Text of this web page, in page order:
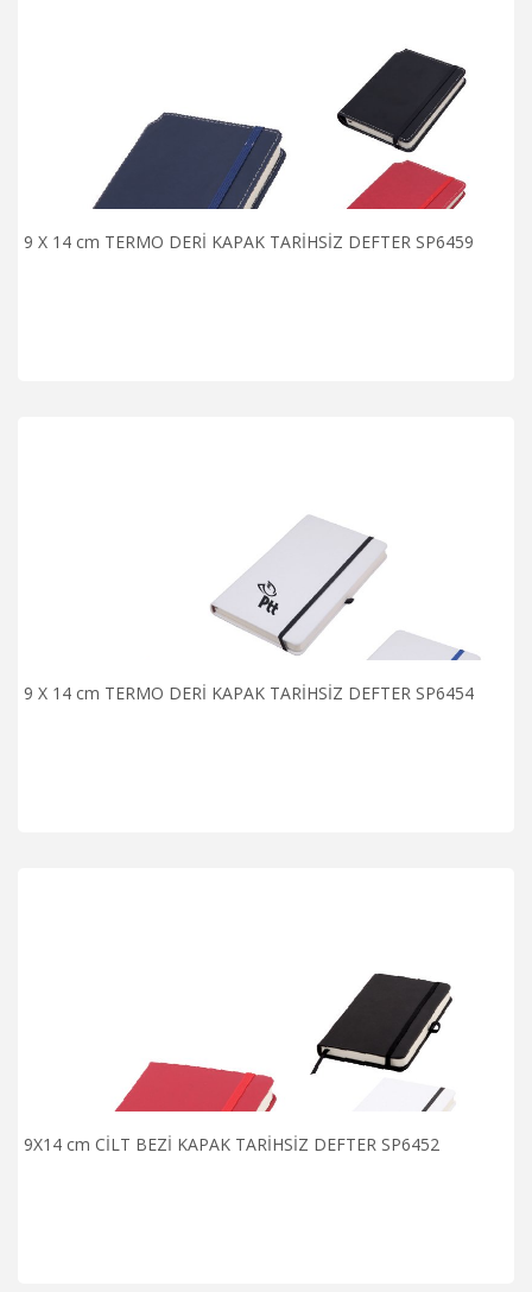
9 X 14 cm TERMO DERİ KAPAK TARİHSİZ DEFTER SP6459
9 X 14 cm TERMO DERİ KAPAK TARİHSİZ DEFTER SP6454
9X14 cm CİLT BEZİ KAPAK TARİHSİZ DEFTER SP6452